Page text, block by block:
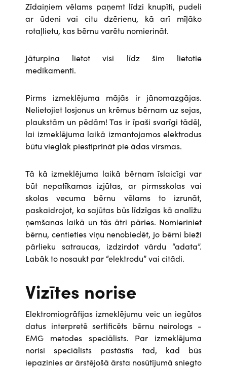
Zīdaiņiem vēlams paņemt līdzi knupīti, pudeli
ar ūdeni vai citu dzērienu, kā arī mīļāko
rotaļlietu, kas bērnu varētu nomierināt.
Jāturpina lietot visi līdz šim lietotie
medikamenti.
Pirms izmeklējuma mājās ir jānomazgājas.
Nelietojiet losjonus un krēmus bērnam uz sejas,
plaukstām un pēdām! Tas ir īpaši svarīgi tādēļ,
lai izmeklējuma laikā izmantojamos elektrodus
būtu vieglāk piestiprināt pie ādas virsmas.
Tā kā izmeklējuma laikā bērnam īslaicīgi var
būt nepatīkamas izjūtas, ar pirmsskolas vai
skolas vecuma bērnu vēlams to izrunāt,
paskaidrojot, ka sajūtas būs līdzīgas kā analīžu
ņemšanas laikā un tās ātri pāries. Nomieriniet
bērnu, centieties viņu nenobiedēt, jo bērni bieži
pārlieku satraucas, izdzirdot vārdu “adata”.
Labāk to nosaukt par “elektrodu” vai citādi.
Vizītes norise
Elektromiogrāfijas izmeklējumu veic un iegūtos
datus interpretē sertificēts bērnu neirologs -
EMG metodes speciālists. Par izmeklējuma
norisi speciālists pastāstīs tad, kad būs
iepazinies ar ārstējošā ārsta nosūtījumā sniegto